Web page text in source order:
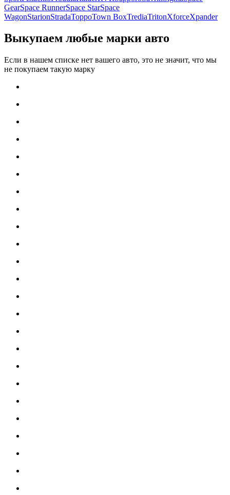
GearSpace RunnerSpace StarSpace
WagonStarionStradaToppoTown BoxTrediaTritonXforceXpander
Выкупаем любые марки авто
Если в нашем списке нет вашего авто, это не значит, что мы
не покупаем такую марку